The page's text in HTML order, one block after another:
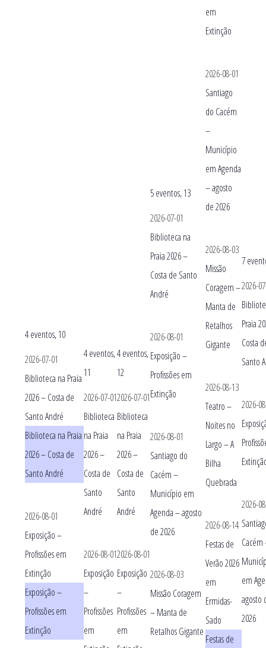
4 eventos,10
2026-07-01
Biblioteca na Praia
2026 – Costa de
Santo André
Biblioteca na Praia
2026 – Costa de
Santo André
2026-08-01
Exposição –
Profissões em
Extinção
Exposição –
Profissões em
Extinção
4 eventos,
11
2026-07-01
Biblioteca
na Praia
2026 –
Costa de
Santo
André
2026-08-01
Exposição
–
Profissões
em
4 eventos,
12
2026-07-01
Biblioteca
na Praia
2026 –
Costa de
Santo
André
2026-08-01
Exposição
–
Profissões
em
5 eventos,13
2026-07-01
Biblioteca na
Praia 2026 –
Costa de Santo
André
2026-08-01
Exposição –
Profissões em
Extinção
2026-08-01
Santiago do
Cacém –
Município em
Agenda – agosto
de 2026
2026-08-03
Missão Coragem
– Manta de
Retalhos Gigante
em
Extinção
2026-08-01
Santiago
do Cacém
–
Município
em Agenda
– agosto
de 2026
2026-08-03
Missão
Coragem –
Manta de
Retalhos
Gigante
2026-08-13
Teatro –
Noites no
Largo – A
Bilha
Quebrada
2026-08-14
Festas de
Verão 2026
em
Ermidas-
Sado
Festas de
7
2026-
Praia
Costa
Santo
2026-
2026-
em
agosto
2026